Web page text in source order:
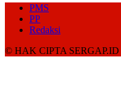
PMS
PP
Redaksi
© HAK CIPTA SERGAP.ID